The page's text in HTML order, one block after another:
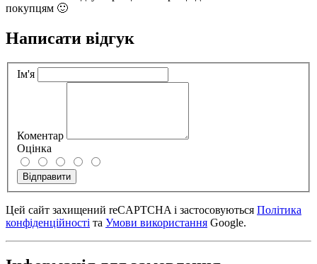
покупцям 🙂
Написати відгук
Ім'я
Коментар
Оцінка
Відправити
Цей сайт захищений reCAPTCHA і застосовуються Політика
конфіденційності та Умови використання Google.